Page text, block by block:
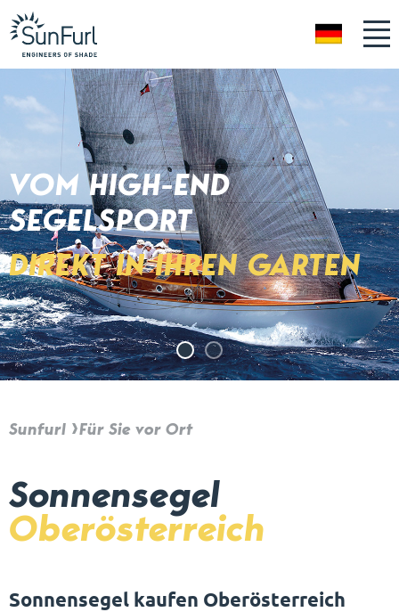
DE
Sunfurl Für Sie vor Ort
VOM HIGH-END
SEGELSPORT
DIREKT IN IHREN GARTEN
Sonnensegel
Oberösterreich
Sonnensegel kaufen Oberösterreich